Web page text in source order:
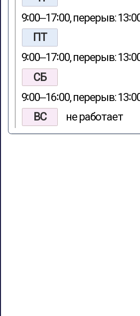
9∶00‒17∶00, перерыв:
ПТ
9∶00‒17∶00, перерыв:
СБ
9∶00‒16∶00, перерыв:
ВС
не работает